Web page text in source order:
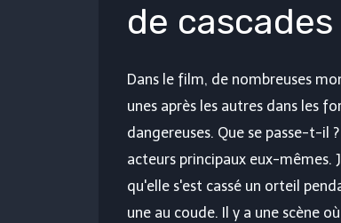
de cascades
Dans le film, de nombreuses
unes après les autres dans les
dangereuses. Que se passe-t-il
acteurs principaux eux-mêmes.
qu'elle s'est cassé un orteil
une au coude. Il y a une scène